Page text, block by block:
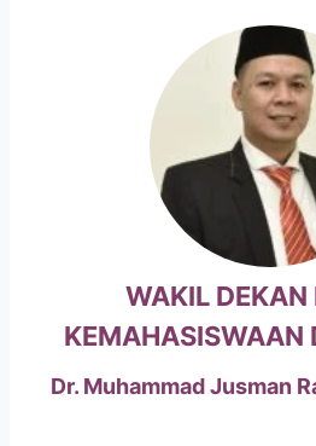
WAKIL DEKAN
KEMAHASISWAAN
Dr. Muhammad Jusman